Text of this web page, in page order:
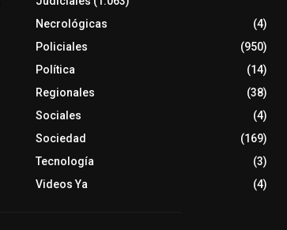
Necrológicas
(4)
Policiales
(950)
Política
(14)
Regionales
(38)
Sociales
(4)
Sociedad
(169)
Tecnología
(3)
Videos Ya
(4)